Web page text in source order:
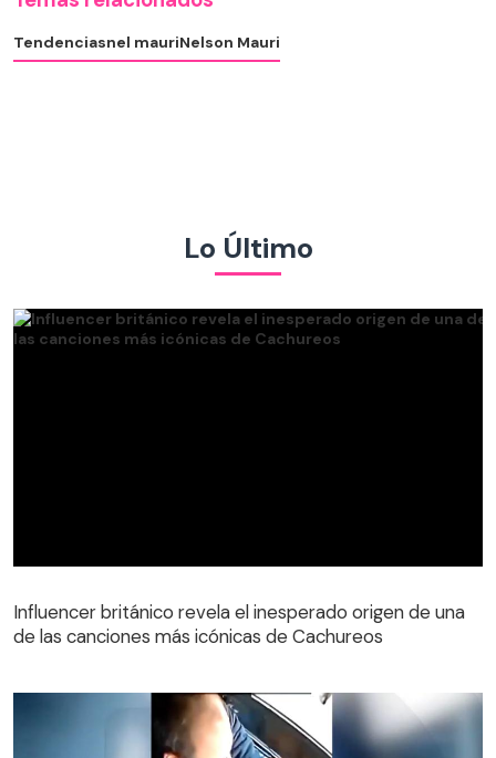
Tendenciasnel mauriNelson Mauri
Lo Último
Influencer británico revela el inesperado origen de una
de las canciones más icónicas de Cachureos